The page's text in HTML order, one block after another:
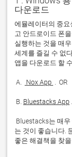
다운로드
에뮬레이터의 중요
고 안드로이드 폰
실행하는 것을 매
세계를 즐길 수 없
A. Nox App
B. Bluestacks App
는 것이 좋습니다.
좋은 해결책을 찾